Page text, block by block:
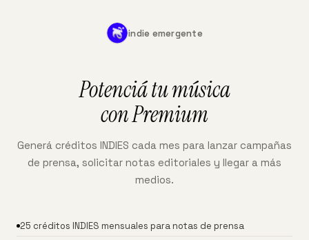
indie emergente
Potenciá tu música
con Premium
Generá créditos INDIES cada mes para lanzar campañas
de prensa, solicitar notas editoriales y llegar a más
medios.
25 créditos INDIES mensuales para notas de prensa